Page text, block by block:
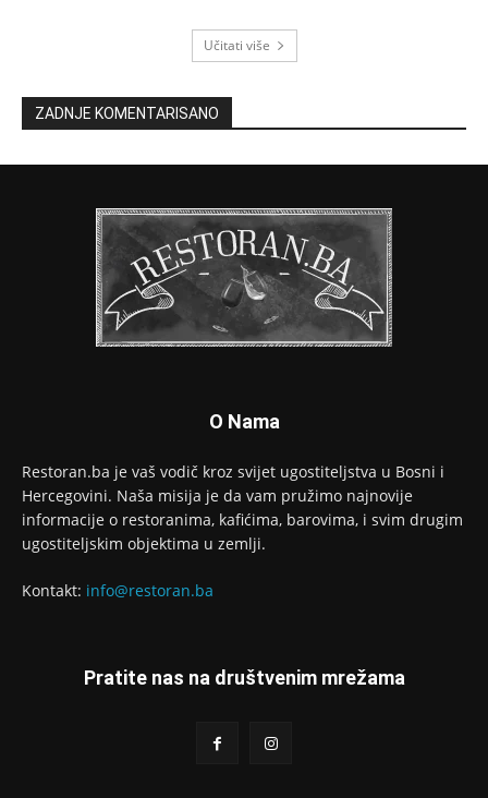
Učitati više
ZADNJE KOMENTARISANO
O Nama
Restoran.ba je vaš vodič kroz svijet ugostiteljstva u Bosni i
Hercegovini. Naša misija je da vam pružimo najnovije
informacije o restoranima, kafićima, barovima, i svim drugim
ugostiteljskim objektima u zemlji.
Kontakt: info@restoran.ba
Pratite nas na društvenim mrežama